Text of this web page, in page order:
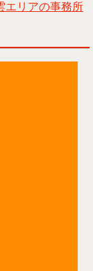
エリアの事務所